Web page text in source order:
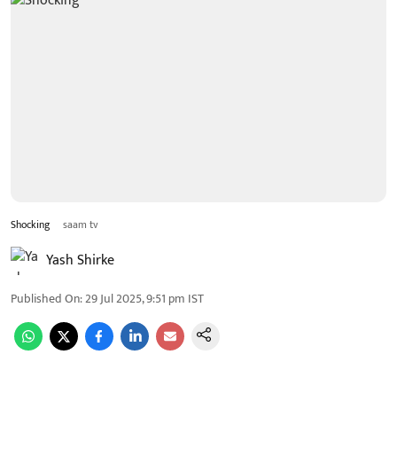
Shocking saam tv
Yash Shirke
Published On:29 Jul 2025, 9:51 pm IST